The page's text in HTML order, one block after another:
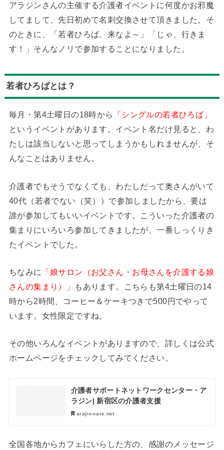
アラジンさんの主催する介護者イベントに何度かお邪魔
してまして、先日初めて名刺交換させて頂きました。そ
のときに、「若者ひろば、来なよ～」「じゃ、行きま
す！」そんなノリで参加することになりました。
若者ひろばとは？
毎月・第4土曜日の18時から
「シングルの若者ひろば」
というイベントがあります。イベント名だけ見ると、わ
たしは該当しないと思ってしまうかもしれませんが、そ
んなことはありません。
介護者でもそうでなくても、わたしだって奥さんがいて
40代（若者でない（笑））で参加しましたから、要は
誰が参加してもいいイベントです。こういった介護者の
集まりにいろいろ参加してきましたが、一番しっくりき
たイベントでした。
ちなみに
「娘サロン（お父さん・お母さんを介護する娘
さんの集まり）」
もあります。こちらも第4土曜日の14
時から2時間、コーヒー＆ケーキつきで500円でやって
います。女性限定ですね。
その他いろんなイベントがありますので、詳しくは公式
ホームページをチェックしてみてください。
介護者サポートネットワークセンター・ア
ラジン| 新宿区の介護者支援
arajin-care.net
全国各地からカフェにいらした方の、感謝のメッセージ